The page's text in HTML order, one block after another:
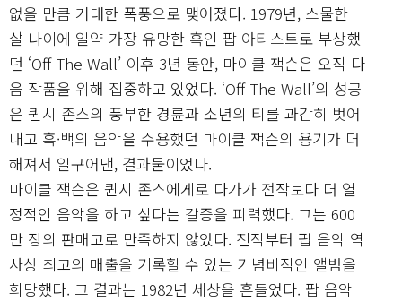
없을 만큼 거대한 폭풍으로 맺어졌다. 1979년, 스물한
살 나이에 일약 가장 유망한 흑인 팝 아티스트로 부상했
던 ‘Off The Wall’ 이후 3년 동안, 마이클 잭슨은 오직 다
음 작품을 위해 집중하고 있었다. ‘Off The Wall’의 성공
은 퀸시 존스의 풍부한 경륜과 소년의 티를 과감히 벗어
내고 흑·백의 음악을 수용했던 마이클 잭슨의 용기가 더
해져서 일구어낸, 결과물이었다.
마이클 잭슨은 퀸시 존스에게로 다가가 전작보다 더 열
정적인 음악을 하고 싶다는 갈증을 피력했다. 그는 600
만 장의 판매고로 만족하지 않았다. 진작부터 팝 음악 역
사상 최고의 매출을 기록할 수 있는 기념비적인 앨범을
희망했다. 그 결과는 1982년 세상을 흔들었다. 팝 음악